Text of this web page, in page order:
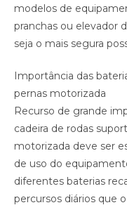
modelos de
pranchas ou elevador
seja o mais segura
Importância das
pernas motorizada
Recurso de grande
cadeira de rodas
motorizada deve ser
de uso do
diferentes baterias
percursos diários que